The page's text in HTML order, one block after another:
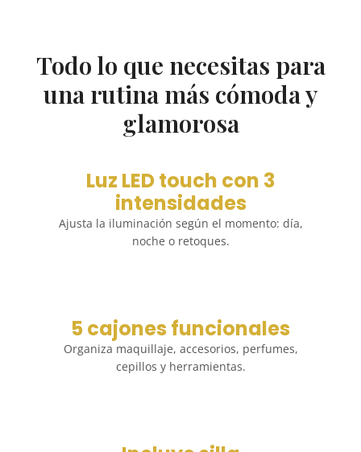
Todo lo que necesitas para
una rutina más cómoda y
glamorosa
Luz LED touch con 3
intensidades
Ajusta la iluminación según el momento: día,
noche o retoques.
5 cajones funcionales
Organiza maquillaje, accesorios, perfumes,
cepillos y herramientas.